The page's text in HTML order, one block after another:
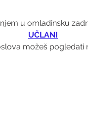
u omladinsku
UČLANI
možeš pogledati